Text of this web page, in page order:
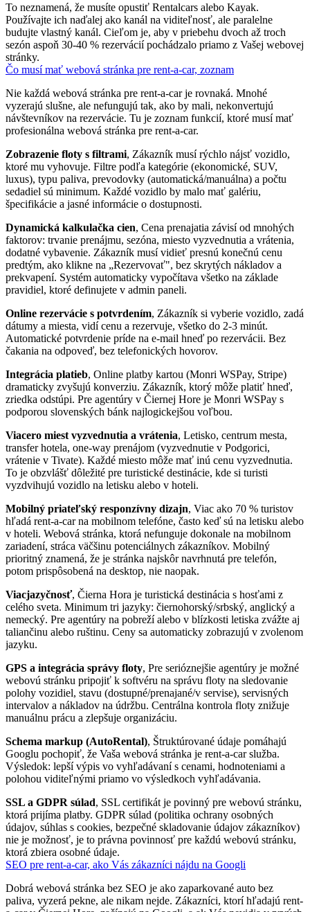
To neznamená, že musíte opustiť Rentalcars alebo Kayak.
Používajte ich naďalej ako kanál na viditeľnosť, ale paralelne
budujte vlastný kanál. Cieľom je, aby v priebehu dvoch až troch
sezón aspoň 30-40 % rezervácií pochádzalo priamo z Vašej webovej
stránky.
Čo musí mať webová stránka pre rent-a-car, zoznam
Nie každá webová stránka pre rent-a-car je rovnaká. Mnohé
vyzerajú slušne, ale nefungujú tak, ako by mali, nekonvertujú
návštevníkov na rezervácie. Tu je zoznam funkcií, ktoré musí mať
profesionálna webová stránka pre rent-a-car.
Zobrazenie floty s filtrami, Zákazník musí rýchlo nájsť vozidlo,
ktoré mu vyhovuje. Filtre podľa kategórie (ekonomické, SUV,
luxus), typu paliva, prevodovky (automatická/manuálna) a počtu
sedadiel sú minimum. Každé vozidlo by malo mať galériu,
špecifikácie a jasné informácie o dostupnosti.
Dynamická kalkulačka cien, Cena prenajatia závisí od mnohých
faktorov: trvanie prenájmu, sezóna, miesto vyzvednutia a vrátenia,
dodatné vybavenie. Zákazník musí vidieť presnú konečnú cenu
predtým, ako klikne na „Rezervovať", bez skrytých nákladov a
prekvapení. Systém automaticky vypočítava všetko na základe
pravidiel, ktoré definujete v admin paneli.
Online rezervácie s potvrdením, Zákazník si vyberie vozidlo, zadá
dátumy a miesta, vidí cenu a rezervuje, všetko do 2-3 minút.
Automatické potvrdenie príde na e-mail hneď po rezervácii. Bez
čakania na odpoveď, bez telefonických hovorov.
Integrácia platieb, Online platby kartou (Monri WSPay, Stripe)
dramaticky zvyšujú konverziu. Zákazník, ktorý môže platiť hneď,
zriedka odstúpi. Pre agentúry v Čiernej Hore je Monri WSPay s
podporou slovenských bánk najlogickejšou voľbou.
Viacero miest vyzvednutia a vrátenia, Letisko, centrum mesta,
transfer hotela, one-way prenájom (vyzvednutie v Podgorici,
vrátenie v Tivate). Každé miesto môže mať inú cenu vyzvednutia.
To je obzvlášť dôležité pre turistické destinácie, kde si turisti
vyzdvihujú vozidlo na letisku alebo v hoteli.
Mobilný priateľský responzívny dizajn, Viac ako 70 % turistov
hľadá rent-a-car na mobilnom telefóne, často keď sú na letisku alebo
v hoteli. Webová stránka, ktorá nefunguje dokonale na mobilnom
zariadení, stráca väčšinu potenciálnych zákazníkov. Mobilný
prioritný znamená, že je stránka najskôr navrhnutá pre telefón,
potom prispôsobená na desktop, nie naopak.
Viacjazyčnosť, Čierna Hora je turistická destinácia s hosťami z
celého sveta. Minimum tri jazyky: čiernohorský/srbský, anglický a
nemecký. Pre agentúry na pobreží alebo v blízkosti letiska zvážte aj
taliančinu alebo ruštinu. Ceny sa automaticky zobrazujú v zvolenom
jazyku.
GPS a integrácia správy floty, Pre serióznejšie agentúry je možné
webovú stránku pripojiť k softvéru na správu floty na sledovanie
polohy vozidiel, stavu (dostupné/prenajané/v servise), servisných
intervalov a nákladov na údržbu. Centrálna kontrola floty znižuje
manuálnu prácu a zlepšuje organizáciu.
Schema markup (AutoRental), Štruktúrované údaje pomáhajú
Googlu pochopiť, že Vaša webová stránka je rent-a-car služba.
Výsledok: lepší výpis vo vyhľadávaní s cenami, hodnoteniami a
polohou viditeľnými priamo vo výsledkoch vyhľadávania.
SSL a GDPR súlad, SSL certifikát je povinný pre webovú stránku,
ktorá prijíma platby. GDPR súlad (politika ochrany osobných
údajov, súhlas s cookies, bezpečné skladovanie údajov zákazníkov)
nie je možnosť, je to právna povinnosť pre každú webovú stránku,
ktorá zbiera osobné údaje.
SEO pre rent-a-car, ako Vás zákazníci nájdu na Googli
Dobrá webová stránka bez SEO je ako zaparkované auto bez
paliva, vyzerá pekne, ale nikam nejde. Zákazníci, ktorí hľadajú rent-